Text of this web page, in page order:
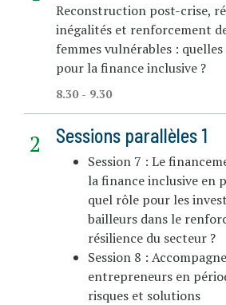
Reconstruction post-crise,
inégalités et renforcement
femmes vulnérables :
pour la finance inclusive ?
8.30 - 9.30
Sessions parallèles 1
Session 7 : Le
la finance inclusive en
quel rôle pour les
bailleurs dans le
résilience du secteur ?
Session 8 :
entrepreneurs en
risques et solutions